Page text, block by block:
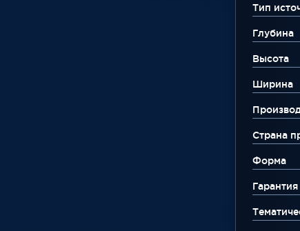
Тип
Глубина
Высота
Ширина
Страна
Форма
Гарантия